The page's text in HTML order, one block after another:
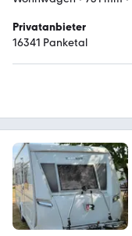
Privatanbieter
16341 Panketal